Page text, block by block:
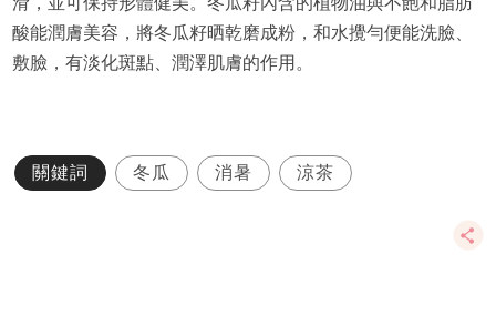
酸能潤膚美容，將冬瓜籽晒乾磨成粉，和水攪勻便能洗臉、
敷臉，有淡化斑點、潤澤肌膚的作用。
關鍵詞 冬瓜 消暑 涼茶